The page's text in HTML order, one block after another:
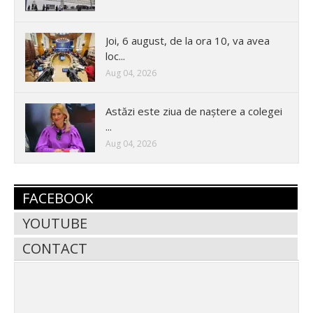
Joi, 6 august, de la ora 10, va avea
loc...
Aug 04, 2026
Astăzi este ziua de naștere a colegei
...
Aug 04, 2026
FACEBOOK
YOUTUBE
CONTACT